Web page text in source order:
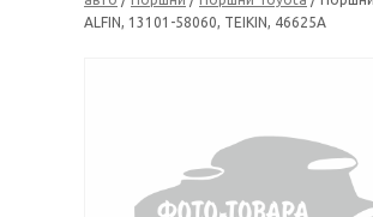
ALFIN, 13101-58060, TEIKIN, 46625A